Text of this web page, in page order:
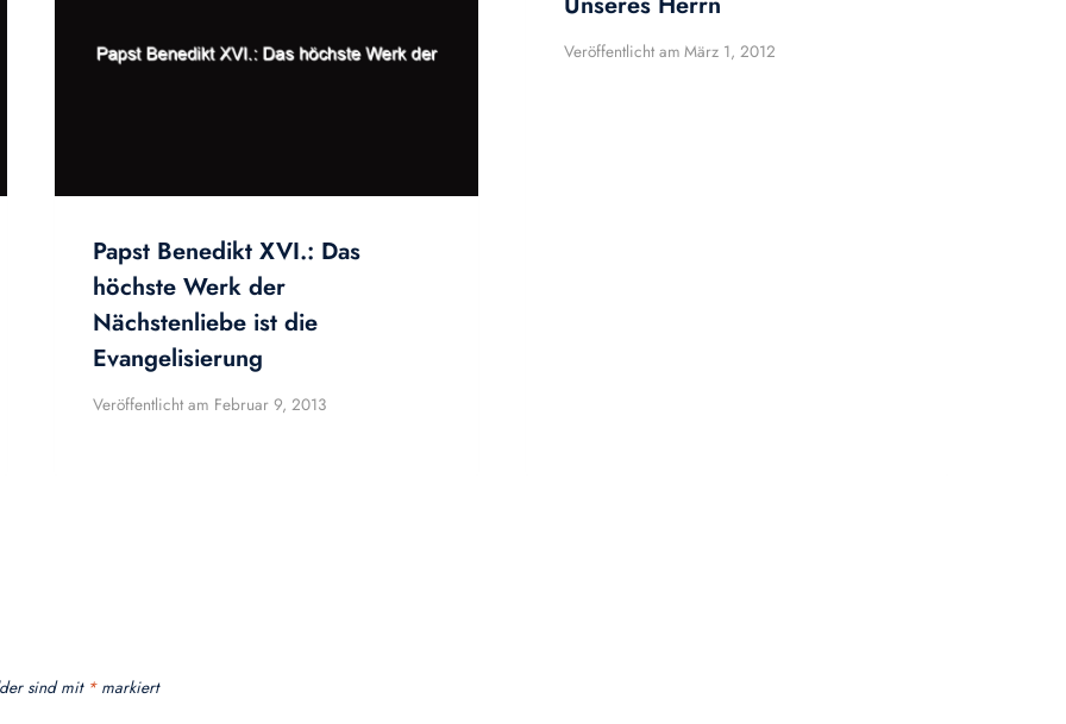
Papst Benedikt XVI.: Das
höchste Werk der
Nächstenliebe ist die
Evangelisierung
Veröffentlicht am Februar 9, 2013
Veröffentlicht am März 1, 2012
sind mit *markiert